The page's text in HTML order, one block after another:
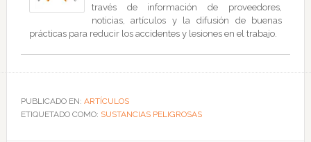
través de información de proveedores,
noticias, artículos y la difusión de buenas
prácticas para reducir los accidentes y lesiones en el trabajo.
PUBLICADO EN: ARTÍCULOS
ETIQUETADO COMO: SUSTANCIAS PELIGROSAS